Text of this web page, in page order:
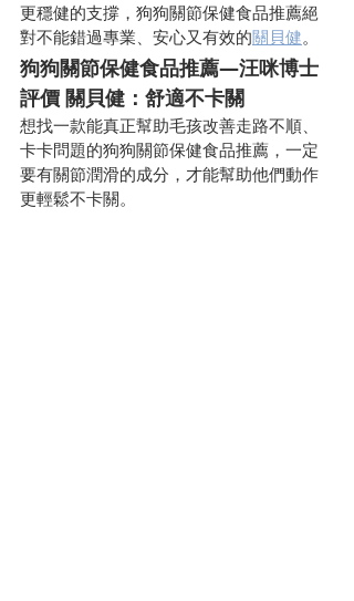
更穩健的支撐，狗狗關節保健食品推薦絕
對不能錯過專業、安心又有效的關貝健。
狗狗關節保健食品推薦—汪咪博士
評價 關貝健：舒適不卡關
想找一款能真正幫助毛孩改善走路不順、
卡卡問題的狗狗關節保健食品推薦，一定
要有關節潤滑的成分，才能幫助他們動作
更輕鬆不卡關。